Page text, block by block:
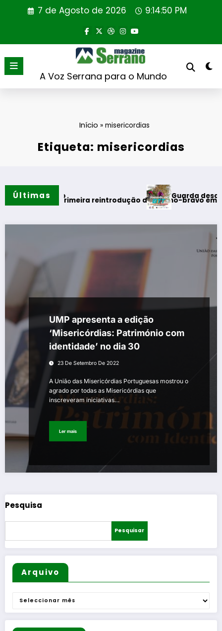
7 de Agosto de 2026 9:14:50 PM
A Voz Serrana para o Mundo
Início » misericordias
Etiqueta: misericordias
Últimas
verãoprimeira reintrodução de coelho-bravo em área
Guarda desafia
UMP apresenta a edição
‘Misericórdias: Património com
identidade’ no dia 30
23 De Setembro De 2022
A União das Misericórdias Portuguesas mostrou o
agrado por todas as Misericórdias que
inscreveram iniciativas…
Ler mais
Pesquisa
Pesquisar
Arquivo
Arquivo